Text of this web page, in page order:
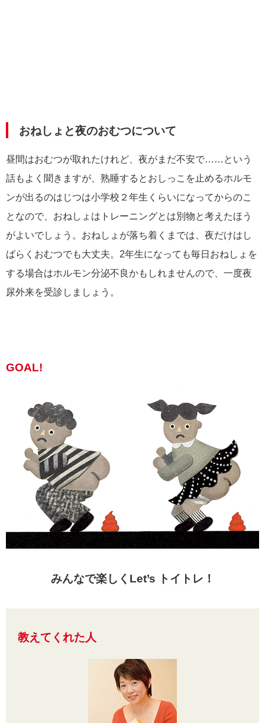
おねしょと夜のおむつについて
昼間はおむつが取れたけれど、夜がまだ不安で……という
話もよく聞きますが、熟睡するとおしっこを止めるホルモ
ンが出るのはじつは小学校２年生くらいになってからのこ
となので、おねしょはトレーニングとは別物と考えたほう
がよいでしょう。おねしょが落ち着くまでは、夜だけはし
ばらくおむつでも大丈夫。2年生になっても毎日おねしょを
する場合はホルモン分泌不良かもしれませんので、一度夜
尿外来を受診しましょう。
GOAL!
みんなで楽しくLet’s トイトレ！
教えてくれた人